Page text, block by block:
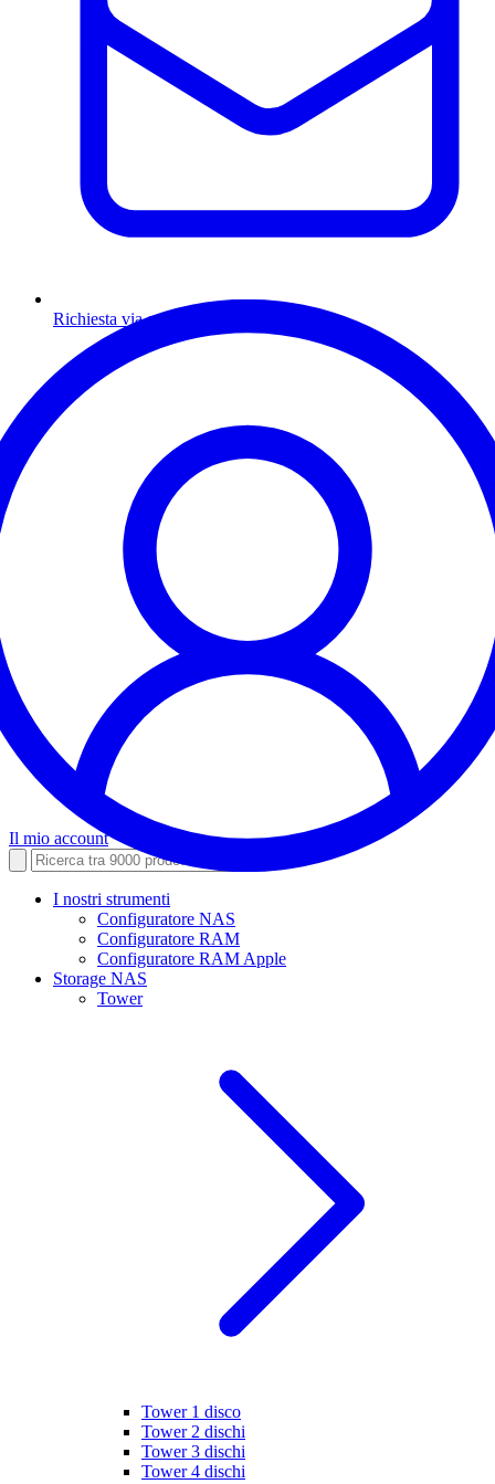
Richiesta via email
Il mio account
I nostri strumenti
Configuratore NAS
Configuratore RAM
Configuratore RAM Apple
Storage NAS
Tower
Tower 1 disco
Tower 2 dischi
Tower 3 dischi
Tower 4 dischi